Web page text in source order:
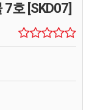
호 [SKD07]